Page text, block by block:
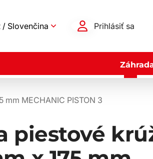
/ Slovenčina Prihlásiť sa
MECHANIC PISTON 3
piestové